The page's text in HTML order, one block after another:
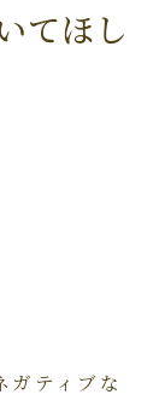
てほし
ガティブな